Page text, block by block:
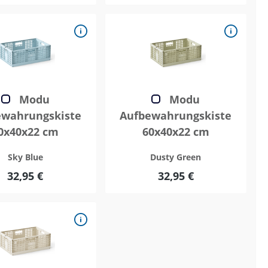
Modu
cm
Sky Blue
32,95 €
Modu
Aufbewahrungskiste
60x40x22 cm
Dusty Green
32,95 €